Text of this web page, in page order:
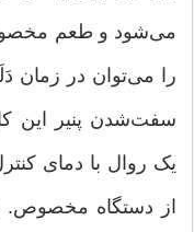
می‌شود و طعم
را می‌توان در زمان
سفت‌شدن پنیر این
یک روال با دمای
از دستگاه مخصوص.